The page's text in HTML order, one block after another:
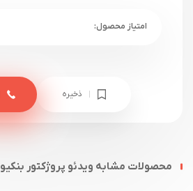
ذخیره
محصولات مشابه ویدئو پروژکتور بنکیو BENQ W2710i